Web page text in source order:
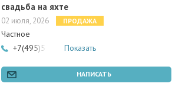
свадьба на яхте
02 июля, 2026 ПРОДАЖА
Частное
+7(495)543-8413Показать
НАПИСАТЬ